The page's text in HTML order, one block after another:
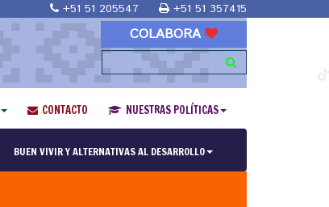
+51 51 205547 +51 51 357415
COLABORA
CONTACTO NUESTRAS POLÍTICAS
BUEN VIVIR Y ALTERNATIVAS AL DESARROLLO